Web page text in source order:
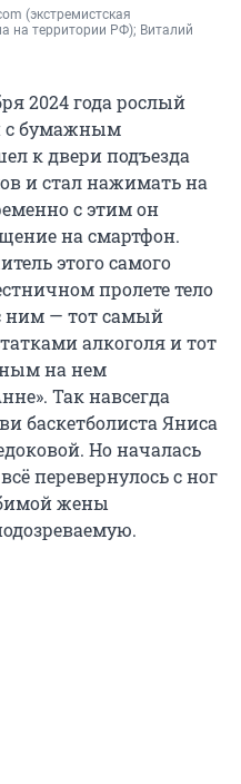
(экстремистская
на территории РФ); Виталий
2024 года рослый
с бумажным
к двери подъезда
и стал нажимать на
с этим он
на смартфон.
этого самого
пролете тело
ним — тот самый
алкоголя и тот
на нем
Так навсегда
баскетболиста Яниса
Но началась
перевернулось с ног
жены